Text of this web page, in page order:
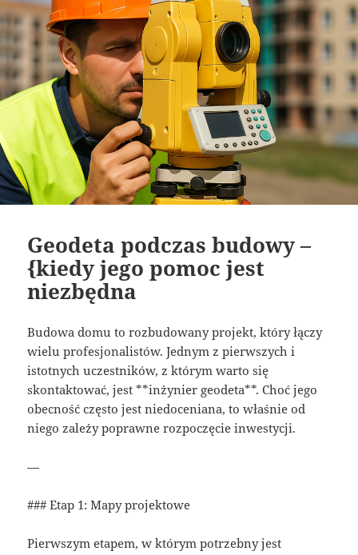
Geodeta podczas budowy –
{kiedy jego pomoc jest
niezbędna
Budowa domu to rozbudowany projekt, który łączy
wielu profesjonalistów. Jednym z pierwszych i
istotnych uczestników, z którym warto się
skontaktować, jest **inżynier geodeta**. Choć jego
obecność często jest niedoceniana, to właśnie od
niego zależy poprawne rozpoczęcie inwestycji.
—
### Etap 1: Mapy projektowe
Pierwszym etapem, w którym potrzebny jest